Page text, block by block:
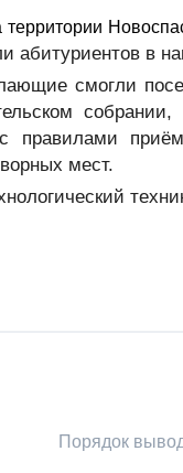
территории
абитуриентов в
смогли
собрании,
правилами
мест.
Порядок